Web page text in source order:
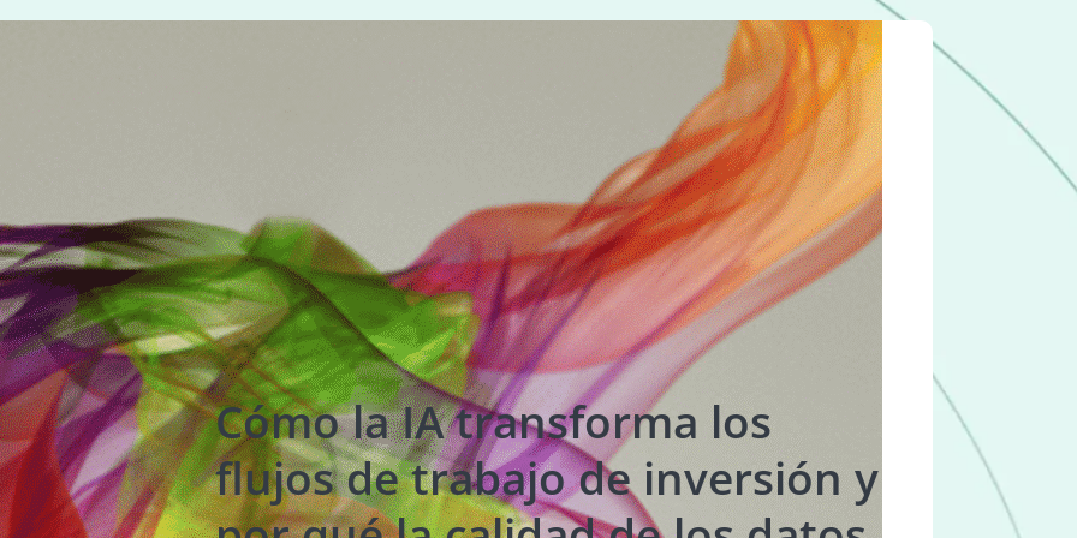
Cómo la IA transforma los
flujos de trabajo de inversión y